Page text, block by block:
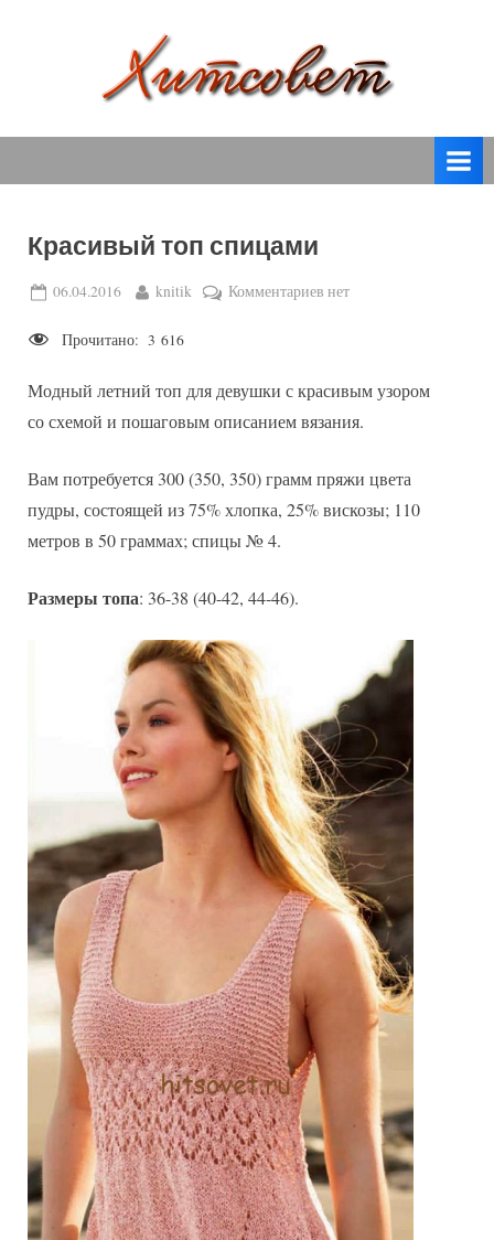
т
о
в
спицами,
крючком,
вязаные
модели
с
Красивый топ спицами
Posted
06.04.2016 By
knitik Комментариевк
спицами
нет
Прочитано: 3 616
Модный летний топ для девушки с красивым узором
со схемой и пошаговым описанием вязания.
Вам потребуется 300 (350, 350) грамм пряжи цвета
пудры, состоящей из 75% хлопка, 25% вискозы; 110
метров в 50 граммах; спицы № 4.
Размеры топа: 36-38 (40-42, 44-46).